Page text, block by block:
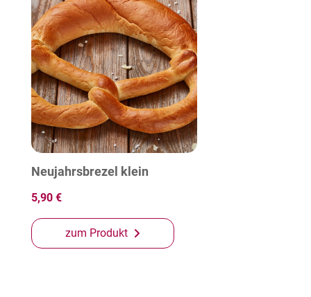
Neujahrsbrezel klein
5,90 €
zum Produkt